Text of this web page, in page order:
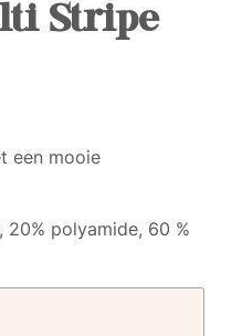
Stripe
een mooie
20% polyamide, 60 %